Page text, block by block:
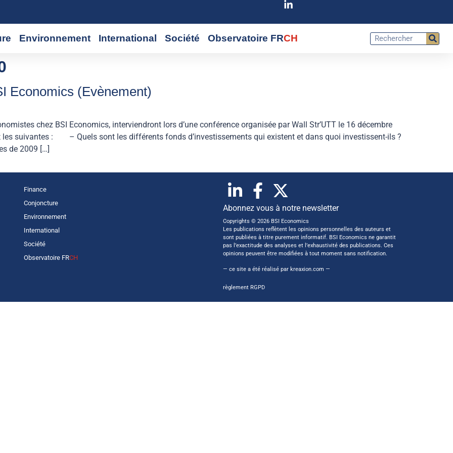
Environnement International Société Observatoire FRCH
Economics (Evènement)
chez BSI Economics, interviendront lors d’une conférence organisée par Wall Str’UTT le 16 décembre
les suivantes : – Quels sont les différents fonds d’investissements qui existent et dans quoi investissent-ils ?
de 2009 […]
Finance
Conjoncture
Environnement
International
Société
Observatoire FRCH
Abonnez vous à notre newsletter
Copyrights © 2026 BSI Economics
Les publications reflètent les opinions personnelles des auteurs et
sont publiées à titre purement informatif. BSI Economics ne garantit
pas l’exactitude des analyses et l’exhaustivité des publications. Ces
opinions peuvent être modifiées à tout moment sans notification.
— ce site a été réalisé par kreaxion.com —
règlement RGPD